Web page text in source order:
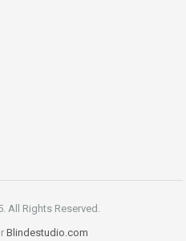
All Rights Reserved.
Blindestudio.com